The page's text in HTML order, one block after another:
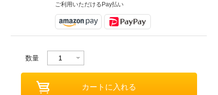
ご利用いただけるPay払い
数量